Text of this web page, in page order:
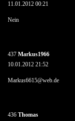
11.01.2012 00:21
Nein
437 Markus1966
10.01.2012 21:52
Markus6615@web.de
436 Thomas